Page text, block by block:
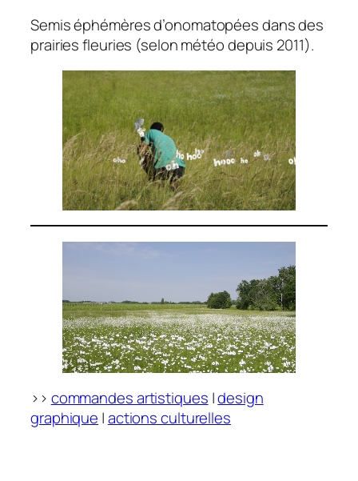
Semis éphémères d’onomatopées dans des
prairies fleuries (selon météo depuis 2011).
>> commandes artistiques |design
graphique |actions culturelles